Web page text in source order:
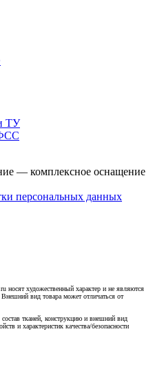
ТУ
— комплексное оснащение
персональных данных
носят художественный характер и не являются
вид товара может отличаться от
тканей, конструкцию и внешний вид
и характеристик качества/безопасности